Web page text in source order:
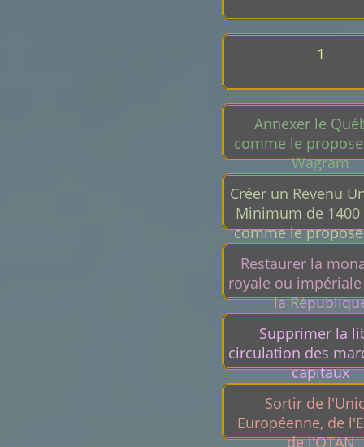
1
Annexer le
comme le
Wagram
Créer un Revenu
Minimum de 1400
comme le
Wagram
Restaurer la
royale ou
la
Supprimer la
circulation des
capitaux
Sortir de
Européenne, de
de l'OTAN